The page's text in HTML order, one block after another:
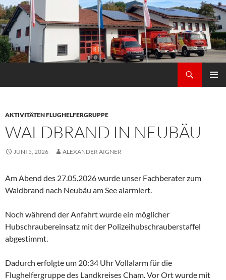
Zum
Inhalt
springen
AKTIVITÄTEN FLUGHELFERGRUPPE
WALDBRAND IN NEUBÄU
JUNI 5, 2026 ALEXANDER AIGNER
Am Abend des 27.05.2026 wurde unser Fachberater zum
Waldbrand nach Neubäu am See alarmiert.
Noch während der Anfahrt wurde ein möglicher
Hubschraubereinsatz mit der Polizeihubschrauberstaffel
abgestimmt.
Dadurch erfolgte um 20:34 Uhr Vollalarm für die
Flughelfergruppe des Landkreises Cham. Vor Ort wurde mit